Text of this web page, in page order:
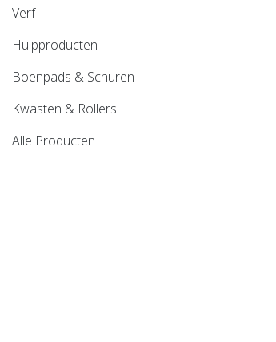
Verf
Hulpproducten
Boenpads & Schuren
Kwasten & Rollers
Alle Producten